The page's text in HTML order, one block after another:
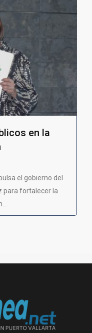
en la
el gobierno del
para fortalecer la